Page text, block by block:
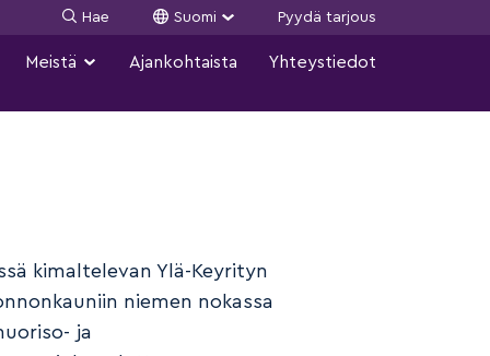
Hae Suomi Pyydä tarjous
Meistä Ajankohtaista Yhteystiedot
kimaltelevan Ylä-Keyrityn
niemen nokassa
ja